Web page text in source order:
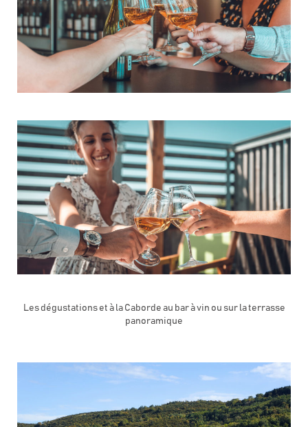
Les dégustations et à la Caborde au bar à vin ou sur la terrasse
panoramique